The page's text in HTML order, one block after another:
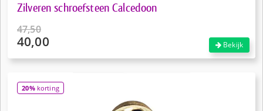
Zilveren schroefsteen Calcedoon
47,50
Oorspronkelijke
40,00
is:
€40,00.
Bekijk
20%korting